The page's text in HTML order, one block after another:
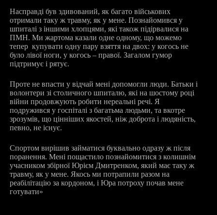
Насправді був здивований, як багато військових
отримали таку ж травму, як у мене. Познайомився у
шпиталі з іншими хлопцями, які також підірвалися на
ПМН. Ми жартома казали одне одному, що можемо
тепер купувати одну пару взяття на двох: у когось не
було лівої ноги, у когось – правої. Загалом гумор
підтримує і рятує.
Проте не впасти у відчай мені допомогли люди. Батьки і
волонтери зі столичного шпиталю, які на шостому році
війни продовжують робити нереальні речі. Я
подружився у госпіталі з багатьма людьми, та вкотре
зрозумів, що цінніших якостей, ніж доброта і людяність,
певно, не існує.
Спортом вирішив займатися буквально одразу ж після
поранення. Мені пощастило познайомитися з колишнім
учасником збірної Юрієм Дмитренком, який має таку ж
травму, як у мене. Якось ми потрапили разом на
реабілітацію за кордоном, і Юра потроху почав мене
готувати»